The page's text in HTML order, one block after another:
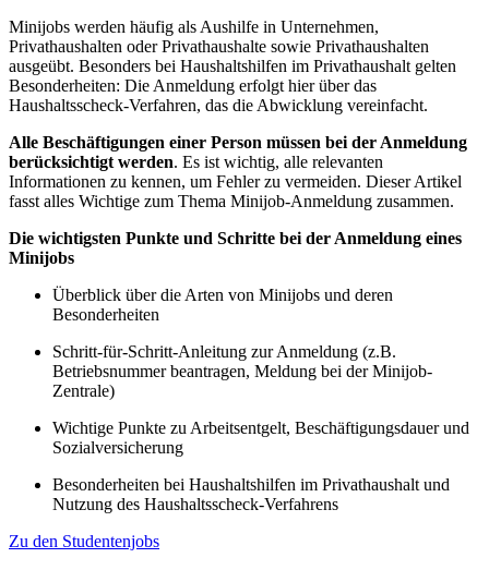
Minijobs werden häufig als Aushilfe in Unternehmen,
Privathaushalten oder Privathaushalte sowie Privathaushalten
ausgeübt. Besonders bei Haushaltshilfen im Privathaushalt gelten
Besonderheiten: Die Anmeldung erfolgt hier über das
Haushaltsscheck-Verfahren, das die Abwicklung vereinfacht.
Alle Beschäftigungen einer Person müssen bei der Anmeldung
berücksichtigt werden. Es ist wichtig, alle relevanten
Informationen zu kennen, um Fehler zu vermeiden. Dieser Artikel
fasst alles Wichtige zum Thema Minijob-Anmeldung zusammen.
Die wichtigsten Punkte und Schritte bei der Anmeldung eines
Minijobs
Überblick über die Arten von Minijobs und deren
Besonderheiten
Schritt-für-Schritt-Anleitung zur Anmeldung (z.B.
Betriebsnummer beantragen, Meldung bei der Minijob-
Zentrale)
Wichtige Punkte zu Arbeitsentgelt, Beschäftigungsdauer und
Sozialversicherung
Besonderheiten bei Haushaltshilfen im Privathaushalt und
Nutzung des Haushaltsscheck-Verfahrens
Zu den Studentenjobs